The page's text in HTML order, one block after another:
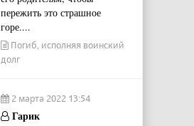
пережить это страшное
горе....
Погиб, исполняя воинский
долг
2 марта 2022 13:54
Гарик